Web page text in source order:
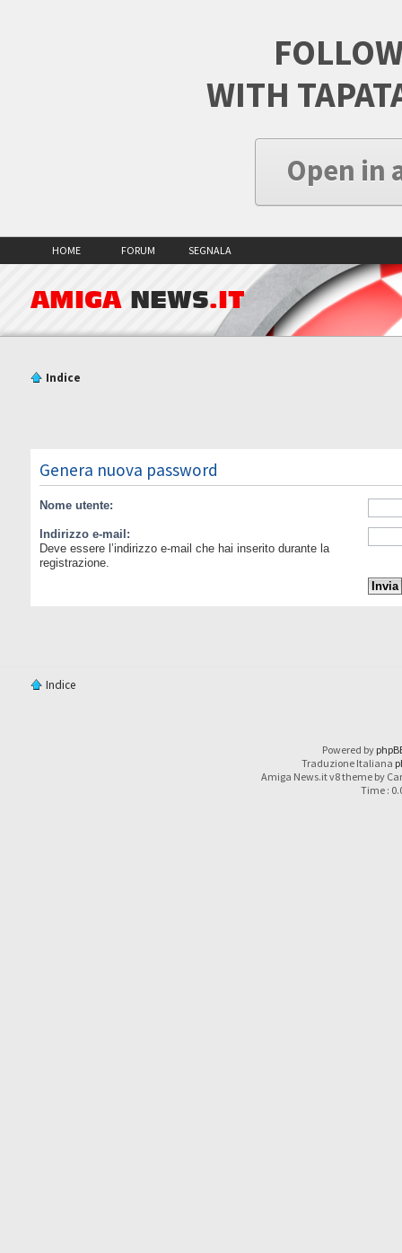
WITH
Open in
HOME FORUM SEGNALA
AMIGA NEWS.IT
Indice
Genera nuova password
Nome utente:
Indirizzo e-mail:
Deve essere l’indirizzo e-mail che hai inserito durante la
registrazione.
Indice
Powered by
Traduzione Italiana
Amiga News.it v8 theme by
Time :